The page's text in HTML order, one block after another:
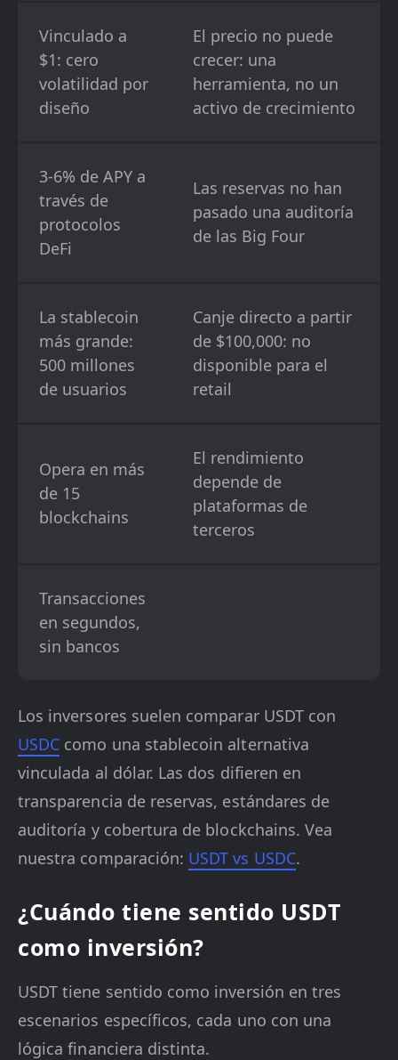
Vinculado a
$1: cero
volatilidad por
diseño
El precio no puede
crecer: una
herramienta, no un
activo de crecimiento
3-6% de APY a
través de
protocolos
DeFi
Las reservas no han
pasado una auditoría
de las Big Four
La stablecoin
más grande:
500 millones
de usuarios
Canje directo a partir
de $100,000: no
disponible para el
retail
Opera en más
de 15
blockchains
El rendimiento
depende de
plataformas de
terceros
Transacciones
en segundos,
sin bancos
Los inversores suelen comparar USDT con
USDC como una stablecoin alternativa
vinculada al dólar. Las dos difieren en
transparencia de reservas, estándares de
auditoría y cobertura de blockchains. Vea
nuestra comparación: USDT vs USDC.
¿Cuándo tiene sentido USDT
como inversión?
USDT tiene sentido como inversión en tres
escenarios específicos, cada uno con una
lógica financiera distinta.